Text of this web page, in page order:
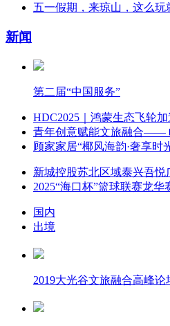
五一假期，来琼山，这么玩
新闻
第二届“中国服务”
HDC2025｜鸿蒙生态飞轮
青年创意赋能文旅融合——
顾家家居“椰风海韵·奢享时
新城控股苏北区域泰兴吾悦
2025“海口杯”篮球联赛龙华
国内
出境
2019大光谷文旅融合高峰论